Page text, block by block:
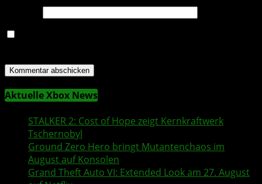
Aktuelle Xbox News
STALKER 2: Cost of Hope zeigt Kernkraftwerk
Tschernobyl
Ground Zero Hero bringt Mutantenchaos im
August auf Konsolen
Grand Theft Auto VI: Extended Look am 27. August